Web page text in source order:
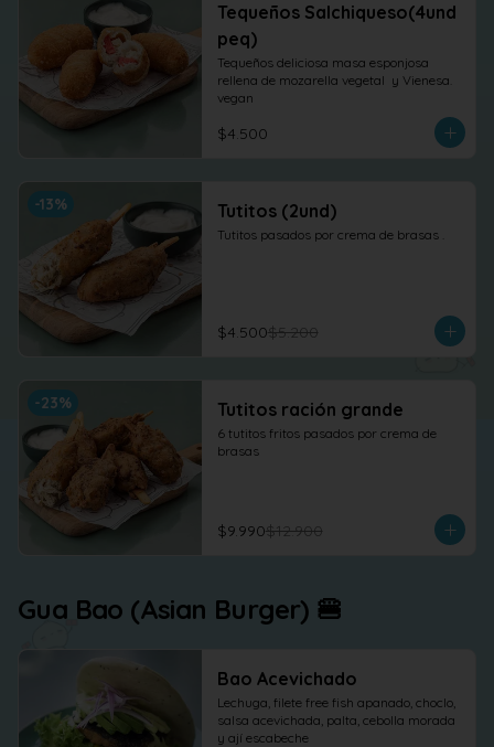
Tequeños Salchiqueso(4und
peq)
Tequeños deliciosa masa esponjosa
rellena de mozarella vegetal  y Vienesa.
vegan
$4.500
-13% Tutitos (2und)
Tutitos pasados por crema de brasas .
$4.500$5.200
-23% Tutitos ración grande
6 tutitos fritos pasados por crema de
brasas
$9.990$12.900
Gua Bao (Asian Burger) 🍔
Bao Acevichado
Lechuga, filete free fish apanado, choclo,
salsa acevichada, palta, cebolla morada
y ají escabeche